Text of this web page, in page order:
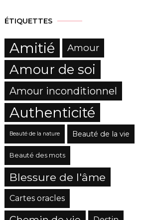
ÉTIQUETTES
Amitié Amour
Amour de soi
Amour inconditionnel
Authenticité
Beauté de la nature Beauté de la vie
Beauté des mots
Blessure de l'âme
Cartes oracles